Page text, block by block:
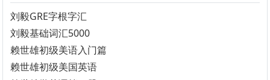
刘毅GRE字根字汇
刘毅基础词汇5000
赖世雄初级美语入门篇
赖世雄初级美国英语